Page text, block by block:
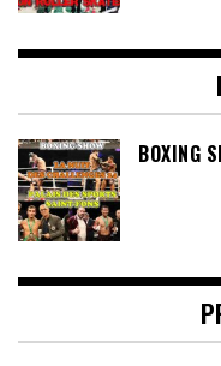
BOXING